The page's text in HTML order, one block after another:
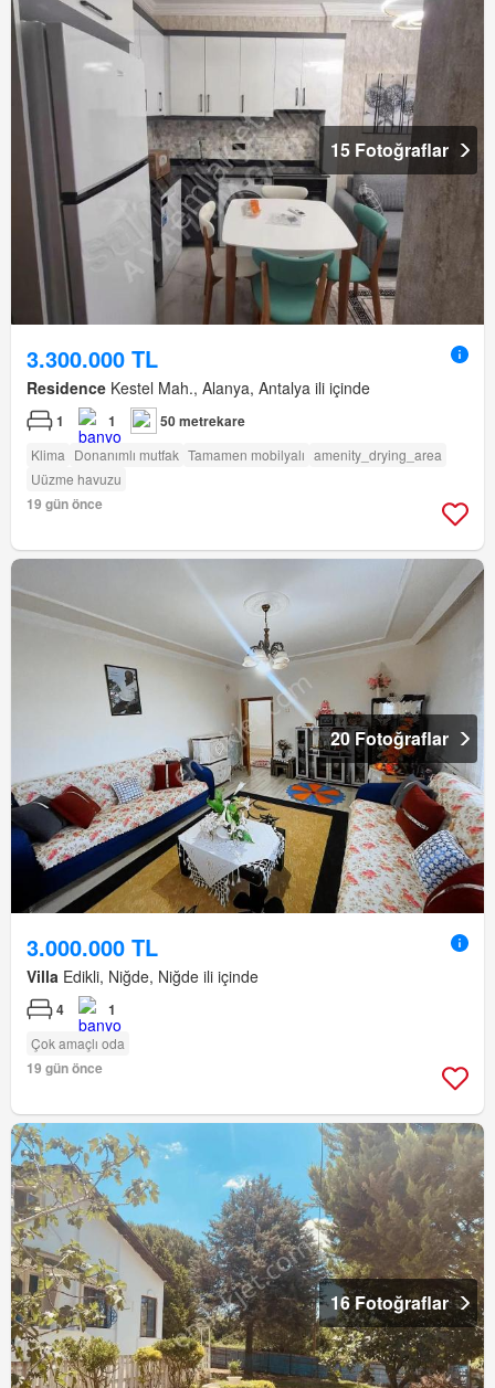
15 Fotoğraflar
3.300.000 TL
Residence Kestel Mah., Alanya, Antalya ili içinde
1 1 50 metrekare
Klima Donanımlı mutfak Tamamen mobilyalı amenity_drying_area
Uüzme havuzu
19 gün önce
20 Fotoğraflar
3.000.000 TL
Villa Edikli, Niğde, Niğde ili içinde
4 1
Çok amaçlı oda
19 gün önce
16 Fotoğraflar